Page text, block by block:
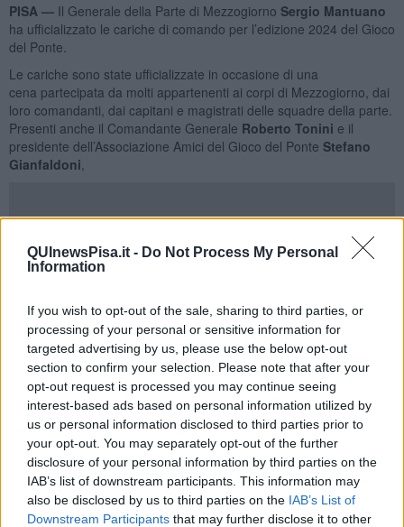
QUInewsPisa.it - Do Not Process My Personal
Information
If you wish to opt-out of the sale, sharing to third parties, or
processing of your personal or sensitive information for
targeted advertising by us, please use the below opt-out
section to confirm your selection. Please note that after your
opt-out request is processed you may continue seeing
interest-based ads based on personal information utilized by
us or personal information disclosed to third parties prior to
your opt-out. You may separately opt-out of the further
disclosure of your personal information by third parties on the
IAB’s list of downstream participants. This information may
also be disclosed by us to third parties on the IAB’s List of
Downstream Participants that may further disclose it to other
PISA — Il Generale della Parte di Mezzogiorno Sergio Mantuano
ha ufficializzato le cariche di comando per l’edizione 2024 del Gioco
del Ponte.
Le cariche sono state ufficializzate in occasione di una
cena partecipata da molti appartenenti ai corpi di Mezzogiorno, dai
loro comandanti, dai capitani e magistrati delle squadre della parte.
Presenti anche il Comandante Generale Roberto Tonini e il
presidente dell’Associazione Amici del Gioco del Ponte Stefano
Gianfaldoni
Ecco le cariche:
Angelo Rossiè il Consigliere Civile e
Alessandro Lascarsarà il maestro di Campo eMarco Tabucchi
maggiore Sergente.
Nicola Cempiniè l’Ambasciatore Australe ed il Responsabile delle
figure a Cavallo.
Andrea Niccolaiè il Capitano del Picchetto,Andrea Di Puccioil
Comandante dei Celatini,Matteo Valesini il Capitano delle Guardie
al Campo eRoberto Cacelliil capitano delle Guardie con Corazza.
Giovanni Garzellasarà il Responsabile dei Cavalieri del Generale
mentreAldo Armellinil Responsabile dei Cavalieri del
Luogotenente Generale.